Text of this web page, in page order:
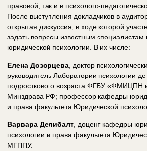
правовой, так и в психолого-
После выступления докладчиков в
открытая дискуссия, в ходе которой
задать вопросы известным специалистам
юридической психологии. В их числе:
Елена Дозорцева , доктор
руководитель Лаборатории психологии
подросткового возраста ФГБУ «ФМИЦПН
Минздрава РФ; профессор кафедры
и права факультета Юридической
Варвара Делибалт , доцент кафедры
психологии и права факультета
МГППУ.